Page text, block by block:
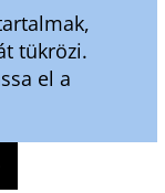
tükrözi.
el a